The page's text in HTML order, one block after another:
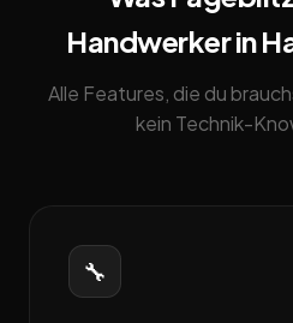
Handwerker in
Alle Features, die du
kein Technik-
🔧